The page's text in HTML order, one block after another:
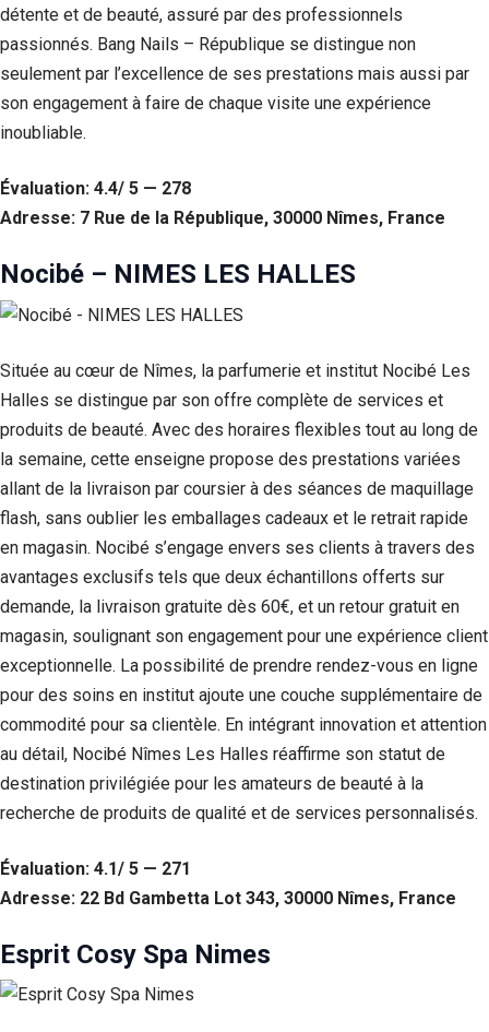
détente et de beauté, assuré par des professionnels
passionnés. Bang Nails – République se distingue non
seulement par l’excellence de ses prestations mais aussi par
son engagement à faire de chaque visite une expérience
inoubliable.
Évaluation: 4.4/ 5 — 278
Adresse: 7 Rue de la République, 30000 Nîmes, France
Nocibé – NIMES LES HALLES
Située au cœur de Nîmes, la parfumerie et institut Nocibé Les
Halles se distingue par son offre complète de services et
produits de beauté. Avec des horaires flexibles tout au long de
la semaine, cette enseigne propose des prestations variées
allant de la livraison par coursier à des séances de maquillage
flash, sans oublier les emballages cadeaux et le retrait rapide
en magasin. Nocibé s’engage envers ses clients à travers des
avantages exclusifs tels que deux échantillons offerts sur
demande, la livraison gratuite dès 60€, et un retour gratuit en
magasin, soulignant son engagement pour une expérience client
exceptionnelle. La possibilité de prendre rendez-vous en ligne
pour des soins en institut ajoute une couche supplémentaire de
commodité pour sa clientèle. En intégrant innovation et attention
au détail, Nocibé Nîmes Les Halles réaffirme son statut de
destination privilégiée pour les amateurs de beauté à la
recherche de produits de qualité et de services personnalisés.
Évaluation: 4.1/ 5 — 271
Adresse: 22 Bd Gambetta Lot 343, 30000 Nîmes, France
Esprit Cosy Spa Nimes
contenu et des
offres
personnalisés.